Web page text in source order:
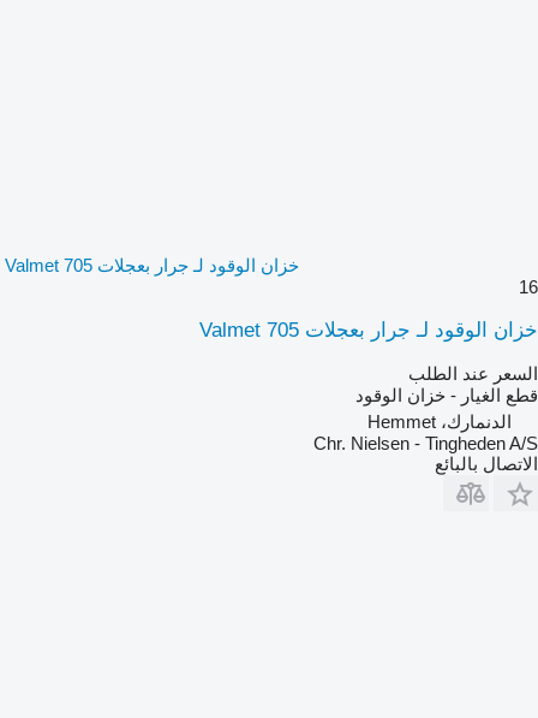
خزان الوقود لـ جرار بعجلات Valmet 705
16
خزان الوقود لـ جرار بعجلات Valmet 705
السعر عند الطلب
قطع الغيار - خزان الوقود
الدنمارك، Hemmet
Chr. Nielsen - Tingheden A/S
الاتصال بالبائع